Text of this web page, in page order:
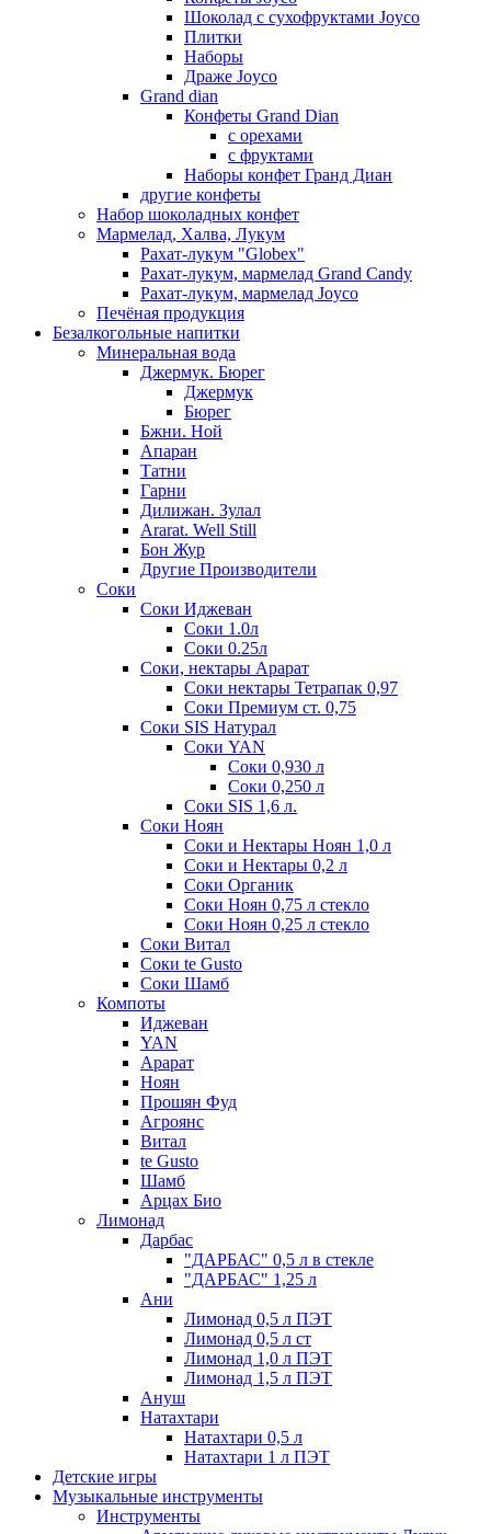
Шоколад с сухофруктами Joyco
Плитки
Наборы
Драже Joyco
Grand dian
Конфеты Grand Dian
с орехами
с фруктами
Наборы конфет Гранд Диан
другие конфеты
Набор шоколадных конфет
Мармелад, Халва, Лукум
Рахат-лукум "Globex"
Рахат-лукум, мармелад Grand Candy
Рахат-лукум, мармелад Joyco
Печёная продукция
Безалкогольные напитки
Минеральная вода
Джермук. Бюрег
Джермук
Бюрег
Бжни. Ной
Апаран
Татни
Гарни
Дилижан. Зулал
Ararat. Well Still
Бон Жур
Другие Производители
Соки
Соки Иджеван
Соки 1.0л
Соки 0.25л
Соки, нектары Арарат
Соки нектары Тетрапак 0,97
Соки Премиум ст. 0,75
Соки SIS Натурал
Соки YAN
Соки 0,930 л
Соки 0,250 л
Соки SIS 1,6 л.
Соки Ноян
Соки и Нектары Ноян 1,0 л
Соки и Нектары 0,2 л
Соки Органик
Соки Ноян 0,75 л стекло
Соки Ноян 0,25 л стекло
Соки Витал
Соки te Gusto
Соки Шамб
Компоты
Иджеван
YAN
Арарат
Ноян
Прошян Фуд
Агроянс
Витал
te Gusto
Шамб
Арцах Био
Лимонад
Дарбас
"ДАРБАС" 0,5 л в стекле
"ДАРБАС" 1,25 л
Ани
Лимонад 0,5 л ПЭТ
Лимонад 0,5 л ст
Лимонад 1,0 л ПЭТ
Лимонад 1,5 л ПЭТ
Ануш
Натахтари
Натахтари 0,5 л
Натахтари 1 л ПЭТ
Детские игры
Музыкальные инструменты
Инструменты